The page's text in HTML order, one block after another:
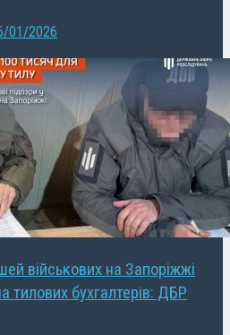
01/2026
військових на Запоріжжі
тилових бухгалтерів: ДБР